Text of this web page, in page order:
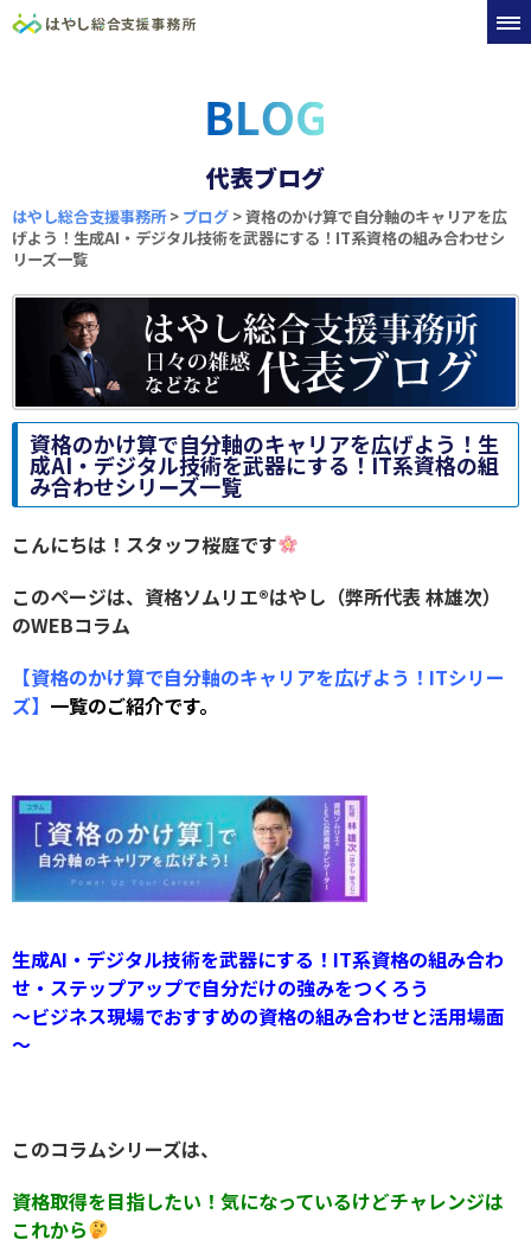
代表ブログ
はやし総合支援事務所> ブログ >資格のかけ算で自分軸のキャリアを広
げよう！生成AI・デジタル技術を武器にする！IT系資格の組み合わせシ
リーズ一覧
資格のかけ算で自分軸のキャリアを広げよう！生
成AI・デジタル技術を武器にする！IT系資格の組
み合わせシリーズ一覧
こんにちは！スタッフ桜庭です
このページは、資格ソムリエ®️はやし（弊所代表 林雄次）
のWEBコラム
【資格のかけ算で自分軸のキャリアを広げよう！ITシリー
ズ】 一覧のご紹介です。
生成AI・デジタル技術を武器にする！IT系資格の組み合わ
せ・ステップアップで自分だけの強みをつくろう
～ビジネス現場でおすすめの資格の組み合わせと活用場面
～
このコラムシリーズは、
資格取得を目指したい！気になっているけどチャレンジは
これから